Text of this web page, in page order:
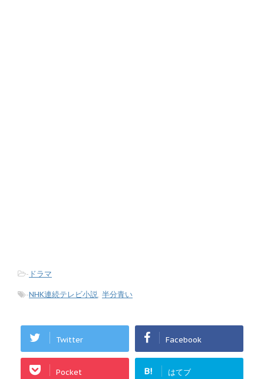
- ドラマ
-NHK連続テレビ小説, 半分青い
Twitter Facebook
Pocket B! はてブ